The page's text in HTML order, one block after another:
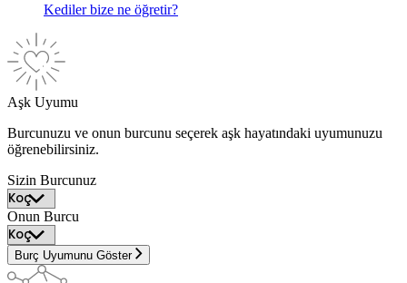
Kediler bize ne öğretir?
Aşk Uyumu
Burcunuzu ve onun burcunu seçerek aşk hayatındaki uyumunuzu
öğrenebilirsiniz.
Sizin Burcunuz
Onun Burcu
Burç Uyumunu Göster